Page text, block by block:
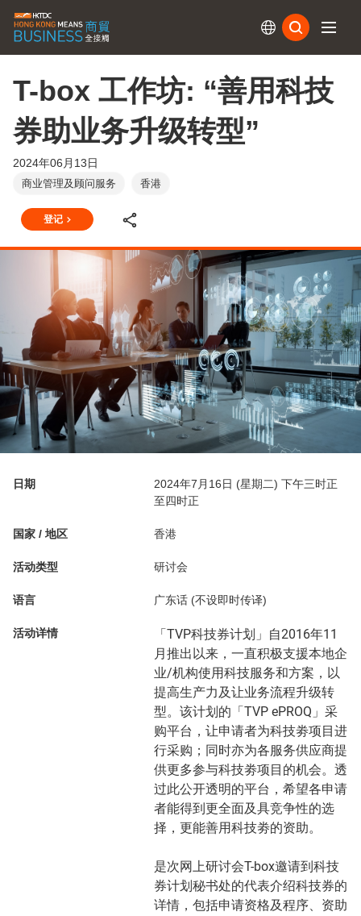
T-box 工作坊: “善用科技
券助业务升级转型”
2024年06月13日
商业管理及顾问服务 香港
登记
日期
2024年7月16日 (星期二) 下午三时正
至四时正
国家 / 地区 香港
活动类型 研讨会
语言 广东话 (不设即时传译)
活动详情
「TVP科技券计划」自2016年11
月推出以来，一直积极支援本地企
业/机构使用科技服务和方案，以
提高生产力及让业务流程升级转
型。该计划的「TVP ePROQ」采
购平台，让申请者为科技劵项目进
行采购；同时亦为各服务供应商提
供更多参与科技劵项目的机会。透
过此公开透明的平台，希望各申请
者能得到更全面及具竞争性的选
择，更能善用科技劵的资助。
是次网上研讨会T-box邀请到科技
券计划秘书处的代表介绍科技券的
详情，包括申请资格及程序、资助